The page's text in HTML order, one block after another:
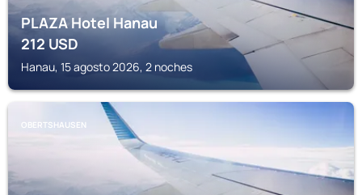
PLAZA Hotel Hanau
212USD
Hanau, 15 agosto 2026, 2 noches
OBERTSHAUSEN